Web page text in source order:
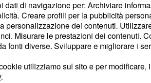
Tuttavia il gruppo
sfuggire un'occasione
corrispondere tale
alla concorrenza
dal possibile
dati di navigazione per: Archiviare
Creare profili per la pubblicità
personalizzazione dei contenuti.
Misurare le prestazioni dei contenuti.
fonti diverse. Sviluppare e migliorare i
utilizziamo sul sito e per
.